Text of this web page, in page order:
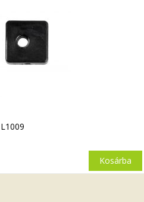
L1009
Kosárba